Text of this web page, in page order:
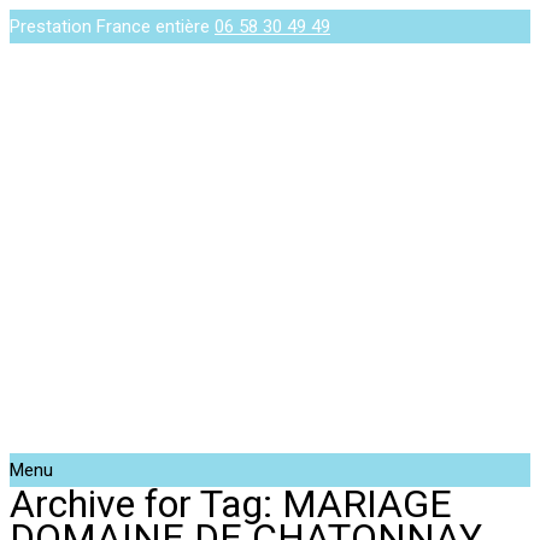
Prestation France entière 06 58 30 49 49
Menu
Archive for Tag: MARIAGE